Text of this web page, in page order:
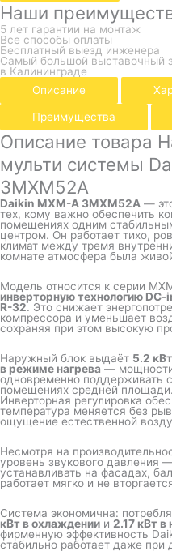
Наши
5 лет гарантии на монтаж
Все способы оплаты
Бесплатный выезд инженера
Самый большой выставочный
в Калининграде
Описание
Преимущества
Описание товара
мульти системы
3MXM52A
Daikin MXM-A 3MXM52A —
тех, кому важно обеспечить
помещениях одним
центром. Он работает тихо,
климат между тремя
комнате атмосфера была
Модель относится к серии
инверторную технологию
R-32. Это снижает
компрессора и уменьшает
сохраняя при этом высокую
Наружный блок выдаёт 5.2
в режиме нагрева — мощности
одновременно поддерживать
помещениях средней площади.
Инверторная регулировка
температура меняется без
ощущение естественной
Несмотря на
уровень звукового давления
устанавливать на фасадах,
работает мягко и не
Система экономична:
кВт в охлаждении и 2.17 кВт в
фирменную эффективность
стабильно работает даже при